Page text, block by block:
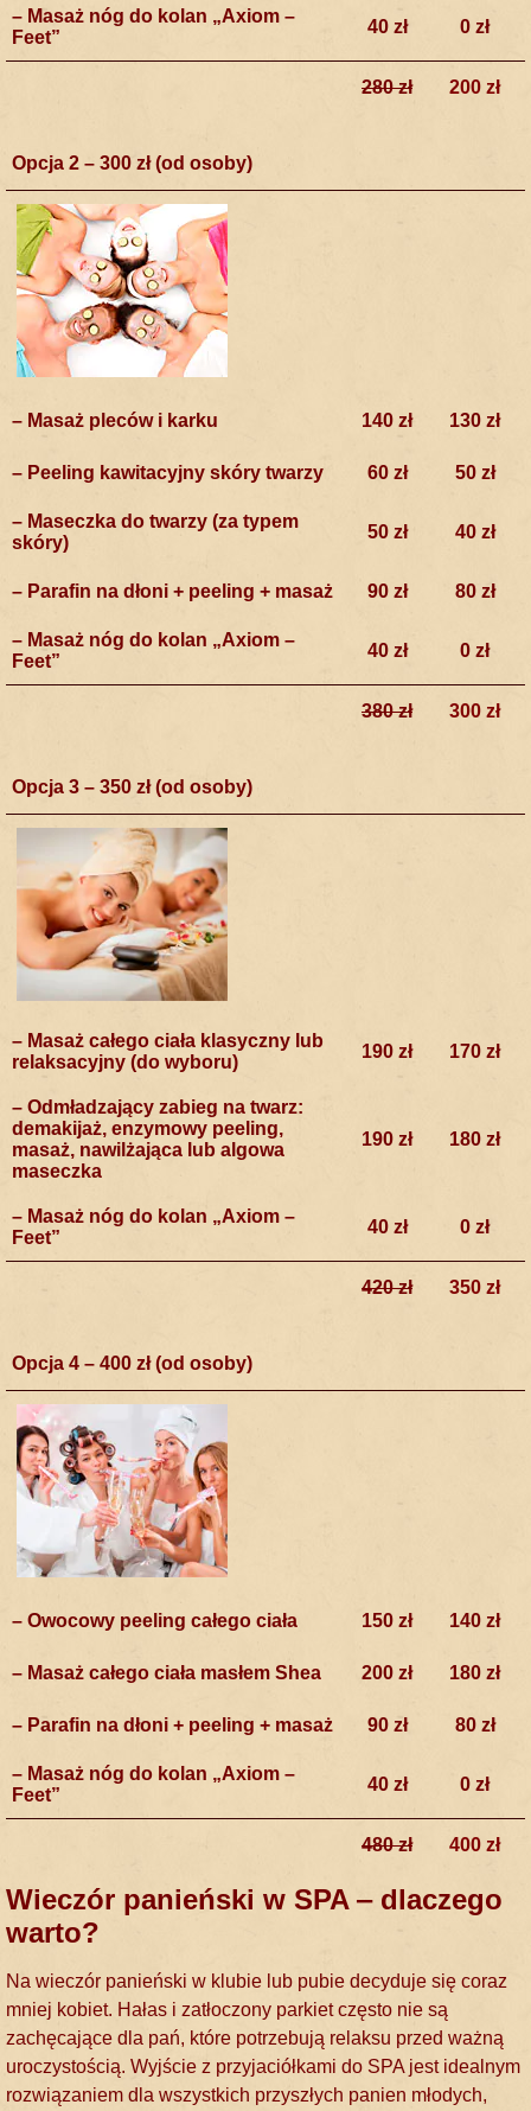
– Masaż nóg do kolan „Axiom –
Feet”
40 zł 0 zł
280 zł 200 zł
Opcja 2 – 300 zł (od osoby)
– Masaż pleców i karku 140 zł 130 zł
– Peeling kawitacyjny skóry twarzy 60 zł 50 zł
– Maseczka do twarzy (za typem
skóry)
50 zł 40 zł
– Parafin na dłoni + peeling + masaż 90 zł 80 zł
– Masaż nóg do kolan „Axiom –
Feet”
40 zł 0 zł
380 zł 300 zł
Opcja 3 – 350 zł (od osoby)
– Masaż całego ciała klasyczny lub
relaksacyjny (do wyboru)
190 zł 170 zł
– Odmładzający zabieg na twarz:
demakijaż, enzymowy peeling,
masaż, nawilżająca lub algowa
maseczka
190 zł 180 zł
– Masaż nóg do kolan „Axiom –
Feet”
40 zł 0 zł
420 zł 350 zł
Opcja 4 – 400 zł (od osoby)
– Owocowy peeling całego ciała 150 zł 140 zł
– Masaż całego ciała masłem Shea 200 zł 180 zł
– Parafin na dłoni + peeling + masaż 90 zł 80 zł
– Masaż nóg do kolan „Axiom –
Feet”
40 zł 0 zł
480 zł 400 zł
Wieczór panieński w SPA ‒ dlaczego
warto?
Na wieczór panieński w klubie lub pubie decyduje się coraz
mniej kobiet. Hałas i zatłoczony parkiet często nie są
zachęcające dla pań, które potrzebują relaksu przed ważną
uroczystością. Wyjście z przyjaciółkami do SPA jest idealnym
rozwiązaniem dla wszystkich przyszłych panien młodych,